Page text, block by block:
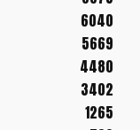
6040
5669
4480
3402
1265